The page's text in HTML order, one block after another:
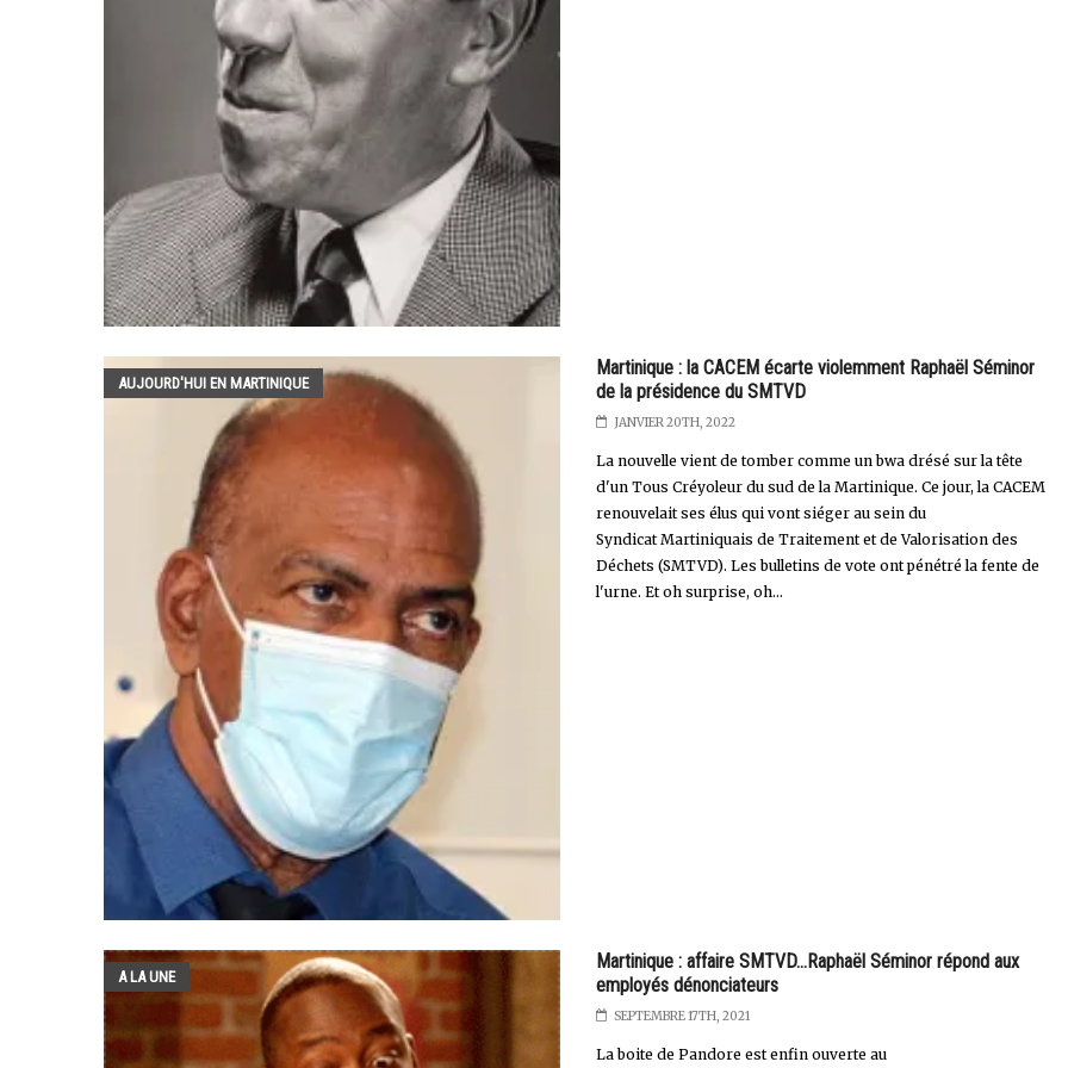
AUJOURD'HUI EN MARTINIQUE
Martinique : la CACEM écarte violemment Raphaël Séminor
de la présidence du SMTVD
JANVIER 20TH, 2022
La nouvelle vient de tomber comme un bwa drésé sur la tête
d'un Tous Créyoleur du sud de la Martinique. Ce jour, la CACEM
renouvelait ses élus qui vont siéger au sein du
Syndicat Martiniquais de Traitement et de Valorisation des
Déchets (SMTVD). Les bulletins de vote ont pénétré la fente de
l'urne. Et oh surprise, oh...
A LA UNE
Martinique : affaire SMTVD...Raphaël Séminor répond aux
employés dénonciateurs
SEPTEMBRE 17TH, 2021
La boite de Pandore est enfin ouverte au